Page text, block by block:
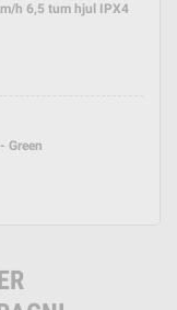
h 6,5 tum hjul IPX4
Green